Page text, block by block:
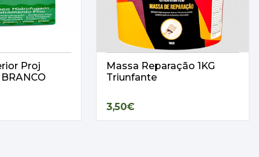
Proj
Massa Reparação 1KG
Triunfante
3,50€